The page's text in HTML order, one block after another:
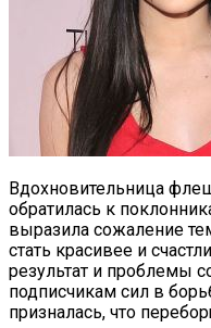
Вдохновительница
обратилась к
выразила сожаление
стать красивее и
результат и проблемы
подписчикам сил в
призналась, что